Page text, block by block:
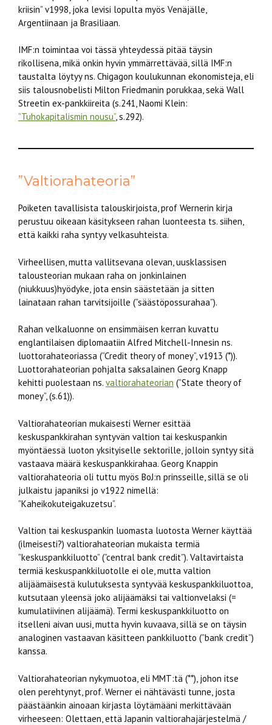
kriisin” v1998, joka levisi lopulta myös Venäjälle,
Argentiinaan ja Brasiliaan.
IMF:n toimintaa voi tässä yhteydessä pitää täysin
rikollisena, mikä onkin hyvin ymmärrettävää, sillä IMF:n
taustalta löytyy ns. Chigagon koulukunnan ekonomisteja, eli
siis talousnobelisti Milton Friedmanin porukkaa, sekä Wall
Streetin ex-pankkiireita (s.241, Naomi Klein:
”Tuhokapitalismin nousu”, s.292).
”Valtiorahateoria”
Poiketen tavallisista talouskirjoista, prof Wernerin kirja
perustuu oikeaan käsitykseen rahan luonteesta ts. siihen,
että kaikki raha syntyy velkasuhteista.
Virheellisen, mutta vallitsevana olevan, uusklassisen
talousteorian mukaan raha on jonkinlainen
(niukkuus)hyödyke, jota ensin säästetään ja sitten
lainataan rahan tarvitsijoille (”säästöpossurahaa”).
Rahan velkaluonne on ensimmäisen kerran kuvattu
englantilaisen diplomaatiin Alfred Mitchell-Innesin ns.
luottorahateoriassa (”Credit theory of money”, v1913 (*)).
Luottorahateorian pohjalta saksalainen Georg Knapp
kehitti puolestaan ns. valtiorahateorian (”State theory of
money”, (s.61)).
Valtiorahateorian mukaisesti Werner esittää
keskuspankkirahan syntyvän valtion tai keskuspankin
myöntäessä luoton yksityiselle sektorille, jolloin syntyy sitä
vastaava määrä keskuspankkirahaa. Georg Knappin
valtiorahateoria oli tuttu myös BoJ:n prinsseille, sillä se oli
julkaistu japaniksi jo v1922 nimellä:
”Kaheikokuteigakuzetsu”.
Valtion tai keskuspankin luomasta luotosta Werner käyttää
(ilmeisesti?) valtiorahateorian mukaista termiä
”keskuspankkiluotto” (”central bank credit”). Valtavirtaista
termiä keskuspankkiluotolle ei ole, mutta valtion
alijäämäisestä kulutuksesta syntyvää keskuspankkiluottoa,
kutsutaan yleensä joko alijäämäksi tai valtionvelaksi (=
kumulatiivinen alijäämä). Termi keskuspankkiluotto on
itselleni aivan uusi, mutta hyvin kuvaava, sillä se on täysin
analoginen vastaavan käsitteen pankkiluotto (”bank credit”)
kanssa.
Valtiorahateorian nykymuotoa, eli MMT:tä (**), johon itse
olen perehtynyt, prof. Werner ei nähtävästi tunne, josta
päästäänkin ainoaan kirjasta löytämääni merkittävään
virheeseen: Olettaen, että Japanin valtiorahajärjestelmä /